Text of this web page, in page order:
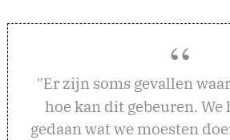
"Er zijn soms gevallen
hoe kan dit gebeuren. We
gedaan wat we moesten